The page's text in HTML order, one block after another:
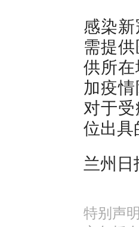
感染
需提
供所
加疫
对于
位出
兰州
特别声